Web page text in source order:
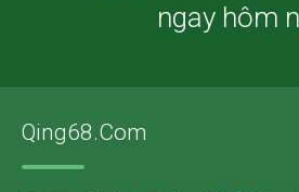
ngay hôm
Qing68.Com